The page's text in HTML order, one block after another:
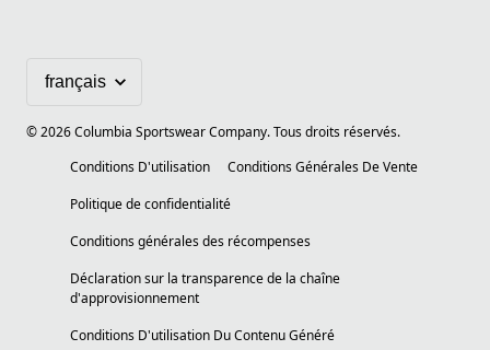
©2026Columbia Sportswear Company. Tous droits réservés.
Conditions D'utilisation
Conditions Générales De Vente
Politique de confidentialité
Conditions générales des récompenses
Déclaration sur la transparence de la chaîne
d'approvisionnement
Conditions D'utilisation Du Contenu Généré